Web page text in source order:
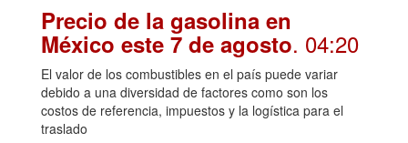
Precio de la gasolina en
México este 7 de agosto. 04:20
El valor de los combustibles en el país puede variar
debido a una diversidad de factores como son los
costos de referencia, impuestos y la logística para el
traslado